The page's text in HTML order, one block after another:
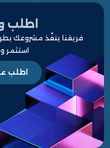
أعمالنا
مشاريعنا
قالوا عنا
اطلب
فريقنا ينفّذ مشروعك
استثمر
اطلب